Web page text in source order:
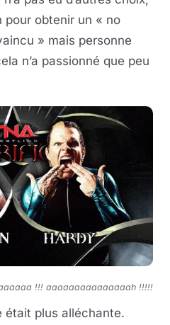
pour obtenir un « no
» mais personne
n’a passionné que peu
!!! aaaaaaaaaaaaaaah !!!!!
était plus alléchante.